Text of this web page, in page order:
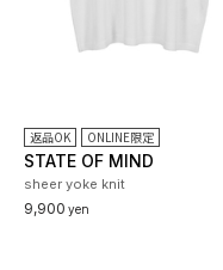
返品OK ONLINE限定
STATE OF MIND
sheer yoke knit
9,900 yen